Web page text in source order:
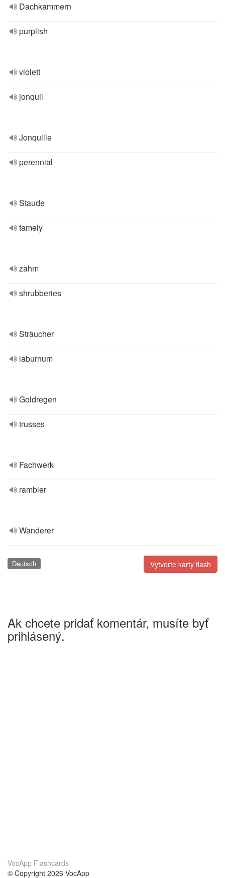
Dachkammern
purplish
violett
jonquil
Jonquille
perennial
Staude
tamely
zahm
shrubberies
Sträucher
laburnum
Goldregen
trusses
Fachwerk
rambler
Wanderer
Vytvorte karty flash
Deutsch
Ak chcete pridať komentár, musíte byť
prihlásený.
VocApp Flashcards
© Copyright 2026 VocApp